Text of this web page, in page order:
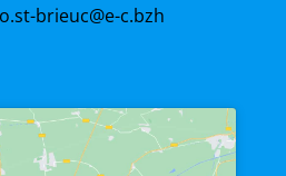
brieuc@e-c.bzh